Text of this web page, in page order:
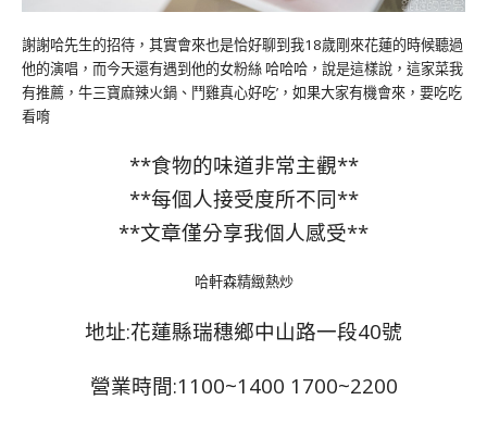
謝謝哈先生的招待，其實會來也是恰好聊到我18歲剛來花蓮的時候聽過
他的演唱，而今天還有遇到他的女粉絲 哈哈哈，說是這樣說，這家菜我
有推薦，牛三寶麻辣火鍋、鬥雞真心好吃’，如果大家有機會來，要吃吃
看唷
**食物的味道非常主觀**
**每個人接受度所不同**
**文章僅分享我個人感受**
哈軒森精緻熱炒
地址:花蓮縣瑞穗鄉中山路一段40號
營業時間:1100~1400 1700~2200